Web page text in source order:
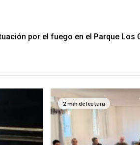
por el fuego en el Parque Los
2 min de lectura